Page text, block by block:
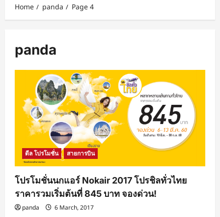
Home panda Page 4
panda
ดีล โปรโมชั่น สายการบิน
โปรโมชั่นนกแอร์ Nokair 2017 โปรชิลทั่วไทย
ราคารวมเริ่มต้นที่ 845 บาท จองด่วน!
panda 6 March, 2017